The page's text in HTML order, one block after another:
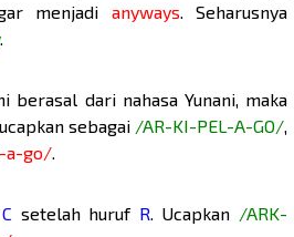
menjadi anyways. Seharusnya
.
berasal dari nahasa Yunani, maka
sebagai /AR-KI-PEL-A-GO/,
a-go/.
C setelah huruf R. Ucapkan /ARK-